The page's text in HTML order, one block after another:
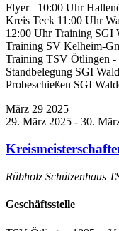
Flyer 10:00 Uhr
Kreis Teck 11:00 Uhr
12:00 Uhr Training SGI
Training SV Kelheim-
Training TSV Ötlingen
Standbelegung SGI
Probeschießen SGI
März 29 2025
29. März 2025 - 30.
Rübholz Schützenhaus
Geschäftsstelle